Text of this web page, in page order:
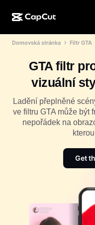
CapCut Online
CapCut Pad
CapCut Mobile
AI design
AI generátor videí
AI generátor
AI nástroj pro
Nano Banana Pro
Gemini Omni
AI nástroje
Editor a generátor
Editor a generátor
Editor a generátor
Sociální sítě
Sváteční šablony
Více
Výroční šablony
Šablony efektů
Komunita
Iniciativy
Partneři
Program
Program pro
Kreativní kampus
Domovská stránka Filtr GTA
GTA filtr
vizuální
Ladění přeplněné
ve filtru GTA může být
nepořádek na
Get